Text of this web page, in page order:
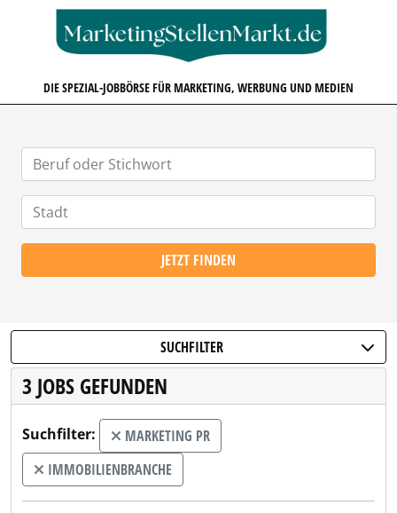
DIE SPEZIAL-JOBBÖRSE FÜR MARKETING, WERBUNG UND MEDIEN
JETZT FINDEN
SUCHFILTER
3 JOBS GEFUNDEN
Suchfilter:
MARKETING PR
IMMOBILIENBRANCHE